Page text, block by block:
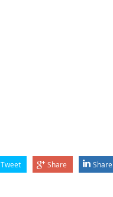
Tweet Share Share